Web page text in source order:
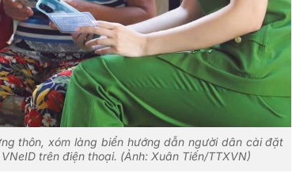
thôn, xóm làng biển hướng dẫn người dân cài đặt
trên điện thoại. (Ảnh: Xuân Tiến/TTXVN)